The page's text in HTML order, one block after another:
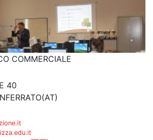
COMMERCIALE
40